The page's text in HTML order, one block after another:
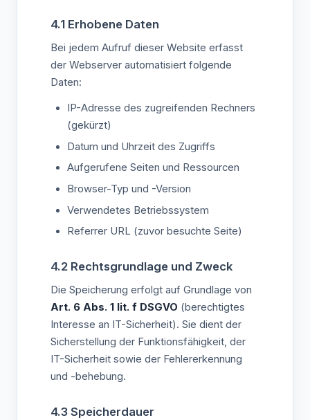
4.1 Erhobene Daten
Bei jedem Aufruf dieser Website erfasst
der Webserver automatisiert folgende
Daten:
IP-Adresse des zugreifenden Rechners
(gekürzt)
Datum und Uhrzeit des Zugriffs
Aufgerufene Seiten und Ressourcen
Browser-Typ und -Version
Verwendetes Betriebssystem
Referrer URL (zuvor besuchte Seite)
4.2 Rechtsgrundlage und Zweck
Die Speicherung erfolgt auf Grundlage von
Art. 6 Abs. 1 lit. f DSGVO (berechtigtes
Interesse an IT-Sicherheit). Sie dient der
Sicherstellung der Funktionsfähigkeit, der
IT-Sicherheit sowie der Fehlererkennung
und -behebung.
4.3 Speicherdauer